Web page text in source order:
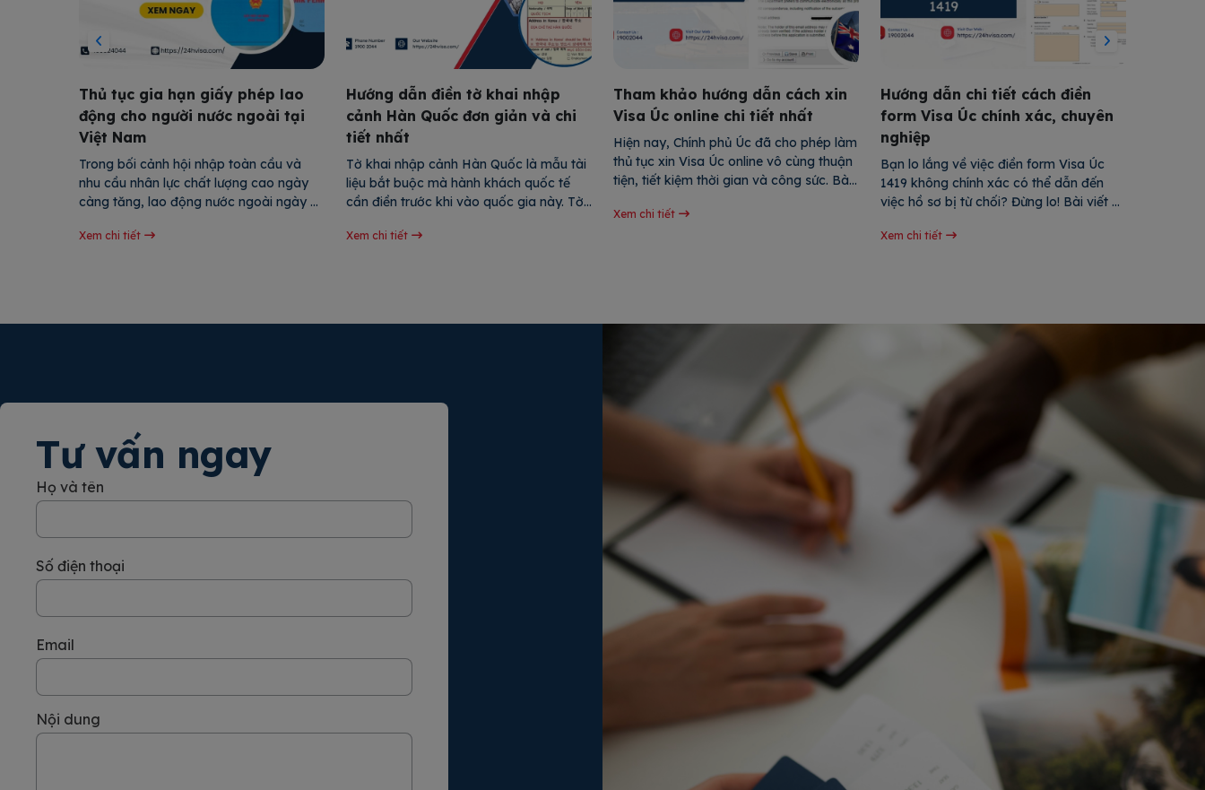
Thủ tục gia hạn giấy phép lao
động cho người nước ngoài tại
Việt Nam
Trong bối cảnh hội nhập toàn cầu và
nhu cầu nhân lực chất lượng cao ngày
càng tăng, lao động nước ngoài ngày
lao động là tài liệu quan trọng cho phép
Xem chi tiết
Hướng dẫn điền tờ khai nhập
cảnh Hàn Quốc đơn giản và chi
tiết nhất
Tờ khai nhập cảnh Hàn Quốc là mẫu tài
liệu bắt buộc mà hành khách quốc tế
cần điền trước khi vào quốc gia này. Tờ
trọng liên quan đến cá nhân, lý do nhập
Xem chi tiết
Tham khảo hướng dẫn cách xin
Visa Úc online chi tiết nhất
Hiện nay, Chính phủ Úc đã cho phép làm
thủ tục xin Visa Úc online vô cùng thuận
tiện, tiết kiệm thời gian và công sức. Bài
theo từng bước, từ chuẩn bị hồ sơ đến
Xem chi tiết
Hướng dẫn chi tiết cách điền
form Visa Úc chính xác, chuyên
nghiệp
Bạn lo lắng về việc điền form Visa Úc
1419 không chính xác có thể dẫn đến
việc hồ sơ bị từ chối? Đừng lo! Bài viết
chi tiết cách điền đơn Visa Úc đúng
Xem chi tiết
Tư vấn ngay
Họ và tên
Số điện thoại
Email
Nội dung